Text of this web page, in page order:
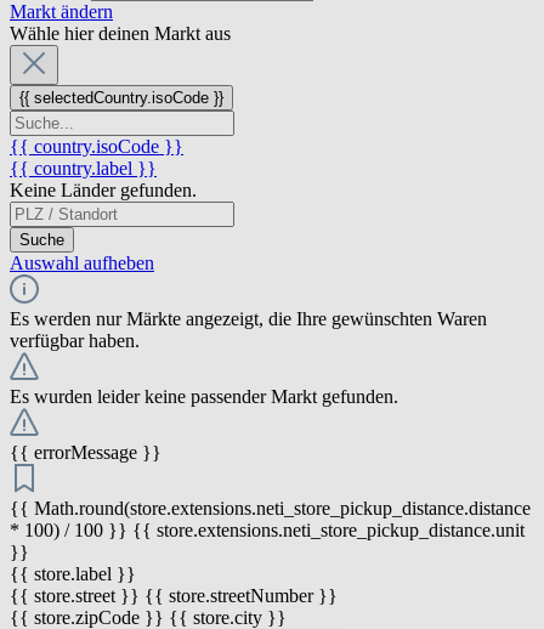
Markt ändern
Wähle hier deinen Markt aus
{{ selectedCountry.isoCode }}
{{ country.isoCode }}
{{ country.label }}
Keine Länder gefunden.
Suche
Auswahl aufheben
Es werden nur Märkte angezeigt, die Ihre gewünschten Waren
verfügbar haben.
Es wurden leider keine passender Markt gefunden.
{{ errorMessage }}
{{ Math.round(store.extensions.neti_store_pickup_distance.distance
* 100) / 100 }} {{ store.extensions.neti_store_pickup_distance.unit
}}
{{ store.label }}
{{ store.street }} {{ store.streetNumber }}
{{ store.zipCode }} {{ store.city }}